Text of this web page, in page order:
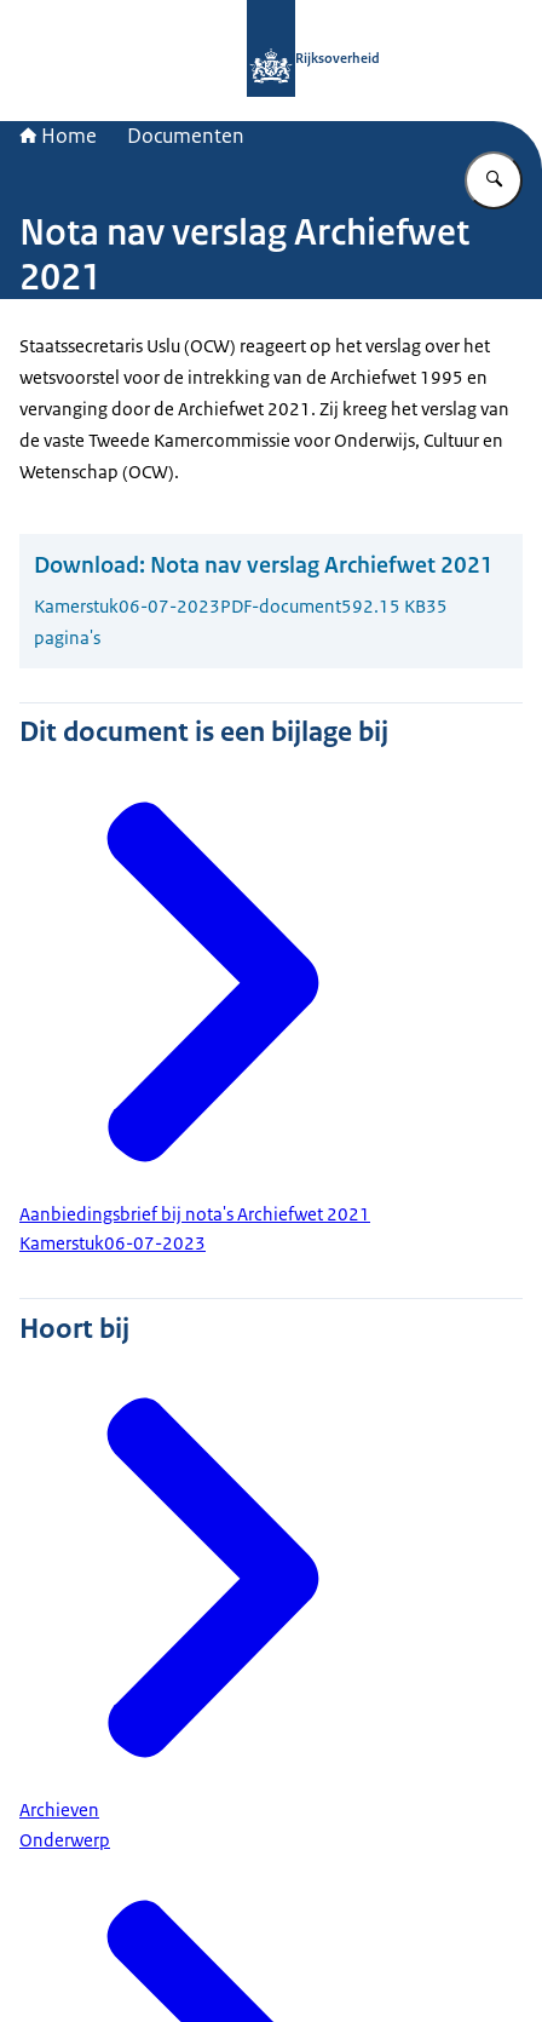
Rijksoverheid
Home Documenten
Nota nav verslag Archiefwet
2021
Staatssecretaris Uslu (OCW) reageert op het verslag over het
wetsvoorstel voor de intrekking van de Archiefwet 1995 en
vervanging door de Archiefwet 2021. Zij kreeg het verslag van
de vaste Tweede Kamercommissie voor Onderwijs, Cultuur en
Wetenschap (OCW).
Download: Nota nav verslag Archiefwet 2021
Kamerstuk06-07-2023PDF-document592.15 KB35
pagina's
Dit document is een bijlage bij
Aanbiedingsbrief bij nota's Archiefwet 2021
Kamerstuk06-07-2023
Hoort bij
Archieven
Onderwerp